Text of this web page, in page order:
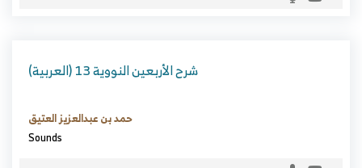
(العربية) شرح الأربعين النووية 13
حمد بن عبدالعزيز العتيق
Sounds